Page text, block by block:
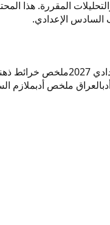
المقررة. هذا
ملخص خرائط ذهنية
العراق ملخص أدبملازم